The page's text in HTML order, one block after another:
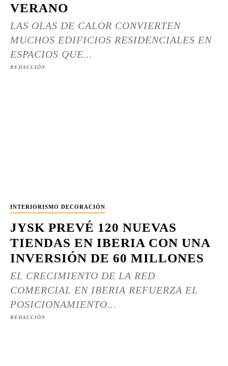
VERANO
LAS OLAS DE CALOR CONVIERTEN
MUCHOS EDIFICIOS RESIDENCIALES EN
ESPACIOS QUE...
REDACCIÓN
INTERIORISMO DECORACIÓN
JYSK PREVÉ 120 NUEVAS
TIENDAS EN IBERIA CON UNA
INVERSIÓN DE 60 MILLONES
EL CRECIMIENTO DE LA RED
COMERCIAL EN IBERIA REFUERZA EL
POSICIONAMIENTO...
REDACCIÓN